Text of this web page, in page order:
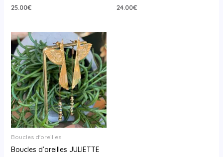
25.00€ 24.00€
Boucles d'oreilles
Boucles d’oreilles JULIETTE